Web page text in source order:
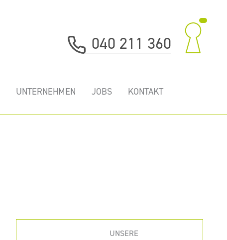
040 211 360
UNTERNEHMEN JOBS KONTAKT
UNSERE